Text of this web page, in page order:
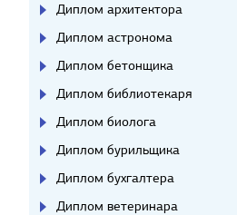
Диплом архитектора
Диплом астронома
Диплом бетонщика
Диплом библиотекаря
Диплом биолога
Диплом бурильщика
Диплом бухгалтера
Диплом ветеринара